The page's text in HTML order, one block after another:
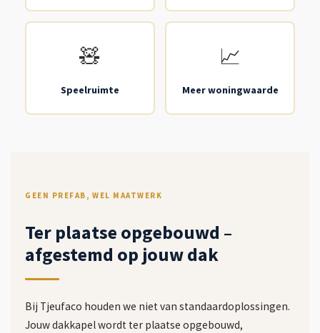
🧸
Speelruimte
📈
Meer woningwaarde
GEEN PREFAB, WEL MAATWERK
Ter plaatse opgebouwd –
afgestemd op jouw dak
Bij Tjeufaco houden we niet van standaardoplossingen.
Jouw dakkapel wordt ter plaatse opgebouwd,